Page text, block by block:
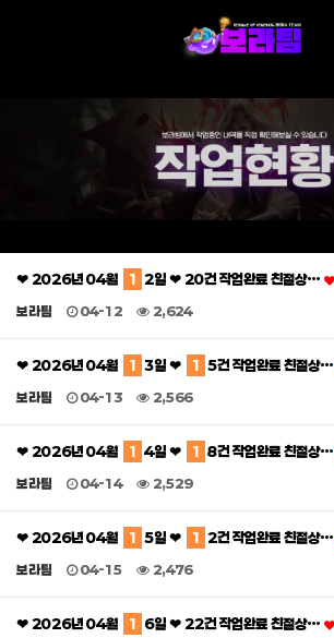
❤ 2026년 04월 1 2일 ❤ 20건 작업완료 친절상…
보라팀 04-12 2,624
❤ 2026년 04월 1 3일 ❤ 1 5건 작업완료 친절상…
보라팀 04-13 2,566
❤ 2026년 04월 1 4일 ❤ 1 8건 작업완료 친절상…
보라팀 04-14 2,529
❤ 2026년 04월 1 5일 ❤ 1 2건 작업완료 친절상…
보라팀 04-15 2,476
❤ 2026년 04월 1 6일 ❤ 22건 작업완료 친절상…